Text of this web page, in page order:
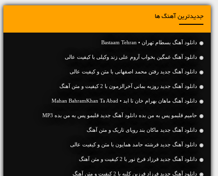
جدیدترین آهنگ ها
دانلود آهنگ بسطام تهران • Bastaam Tehran
دانلود آهنگ غمگین بخواب آروم علی زند وکیلی با کیفیت عالی
دانلود آهنگ جديد رفتن محمد اصفهانی با متن و کیفیت عالی
دانلود آهنگ جديد روزبه بمانی آخرالزمون با 2 کیفیت و متن آهنگ
دانلود آهنگ ماهان بهرام خان تا ابد • Mahan BahramKhan Ta Abad
حامیم قلبمو پس به من بده دانلود آهنگ جدید قلبمو پس به من بده MP3
دانلود آهنگ جديد ماکان بند رویای تاریک و متن آهنگ
دانلود آهنگ جديد فرشته حامد همایون با متن و کیفیت عالی
دانلود آهنگ جديد فرزاد فرخ نور با 2 کیفیت و متن آهنگ
دانلود آهنگ جديد فرزاد فرزین کلبه با 2 کیفیت و متن آهنگ